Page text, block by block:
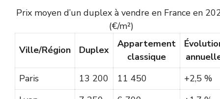
Prix moyen d’un duplex à vendre en France en
(€/m²)
Ville/Région Duplex
Appartement
classique
Paris
13 200 11 450
+2,5 %